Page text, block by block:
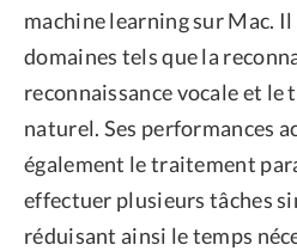
machine learning sur Mac. Il
domaines tels que la
reconnaissance vocale et
naturel. Ses performances
également le traitement
effectuer plusieurs tâches
réduisant ainsi le temps